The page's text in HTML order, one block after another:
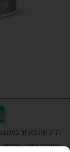
והעומד בתקן אבטחה PCI DSS Level-1